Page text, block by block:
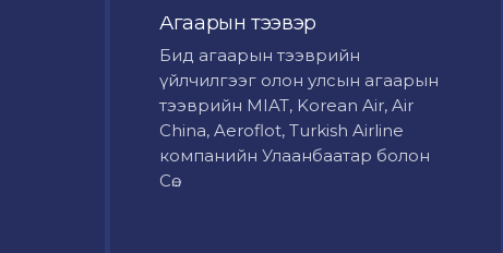
Агаарын тээвэр
Бид агаарын тээврийн
үйлчилгээг олон улсын агаарын
тээврийн MIAT, Korean Air, Air
China, Aeroflot, Turkish Airline
компанийн Улаанбаатар болон
Сө...